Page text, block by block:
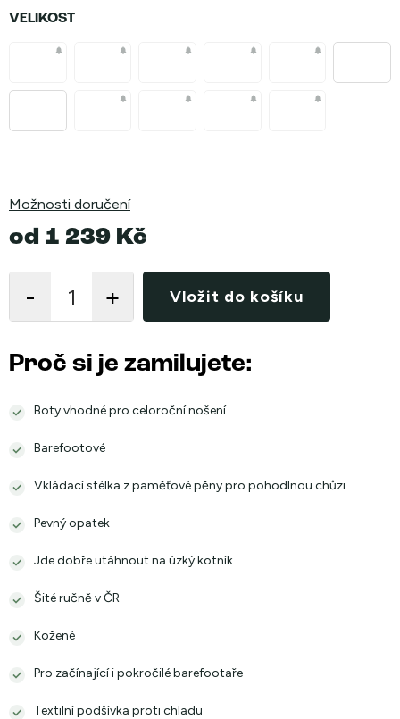
VELIKOST
Možnosti doručení
od 1 239 Kč
cena:
Vložit do košíku
Proč si je zamilujete:
Boty vhodné pro celoroční nošení
Barefootové
Vkládací stélka z paměťové pěny pro pohodlnou chůzi
Pevný opatek
Jde dobře utáhnout na úzký kotník
Šité ručně v ČR
Kožené
Pro začínající i pokročilé barefootaře
Textilní podšívka proti chladu